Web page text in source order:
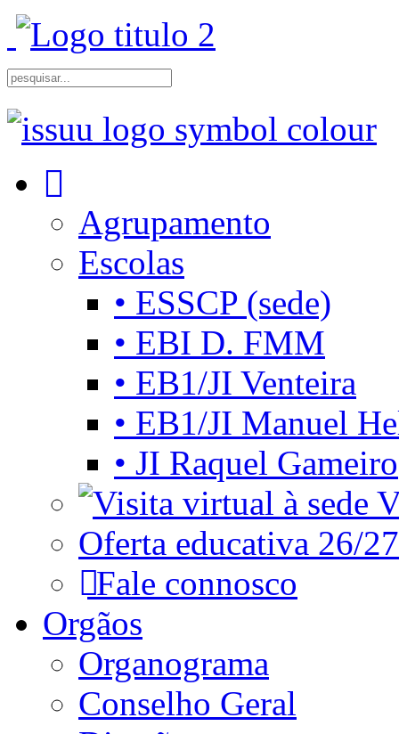
Agrupamento
Escolas
• ESSCP (sede)
• EBI D. FMM
• EB1/JI Venteira
• EB1/JI Manuel
• JI Raquel Gameiro
Oferta educativa 26/27
Fale connosco
Orgãos
Organograma
Conselho Geral